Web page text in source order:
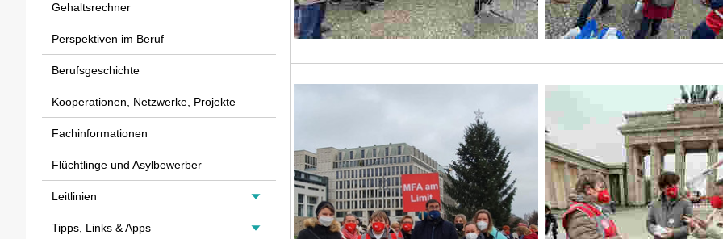
Gehaltsrechner
Perspektiven im Beruf
Berufsgeschichte
Kooperationen, Netzwerke, Projekte
Fachinformationen
Flüchtlinge und Asylbewerber
Leitlinien
Tipps, Links & Apps